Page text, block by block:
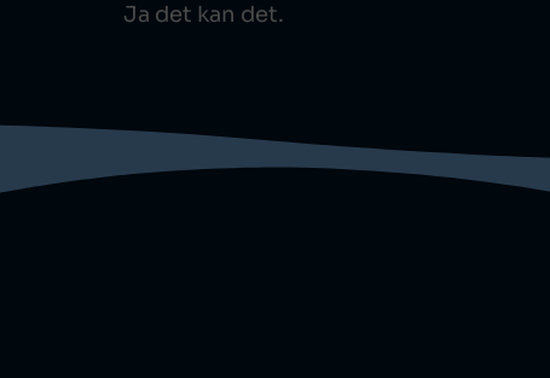
Ja det kan det.